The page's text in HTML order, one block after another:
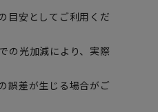
目安としてご利用くだ
の光加減により、実際
誤差が生じる場合がご